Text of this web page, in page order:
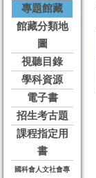
專題館藏
館藏分類地
圖
視聽目錄
學科資源
電子書
招生考古題
課程指定用
書
國科會人文社會專